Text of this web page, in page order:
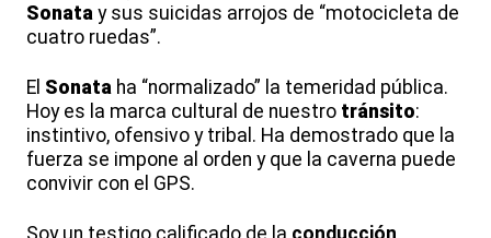
Sonata y sus suicidas arrojos de “motocicleta de
cuatro ruedas”.
El Sonata ha “normalizado” la temeridad pública.
Hoy es la marca cultural de nuestro tránsito:
instintivo, ofensivo y tribal. Ha demostrado que la
fuerza se impone al orden y que la caverna puede
convivir con el GPS.